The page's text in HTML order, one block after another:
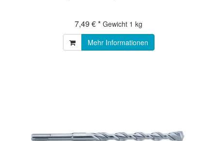
7,49 € * Gewicht 1 kg
Mehr Informationen